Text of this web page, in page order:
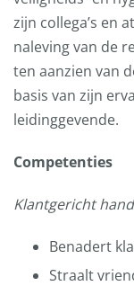
zijn collega’s en
naleving van de
ten aanzien van
basis van zijn
leidinggevende.
Competenties
Klantgericht
Benadert
Straalt